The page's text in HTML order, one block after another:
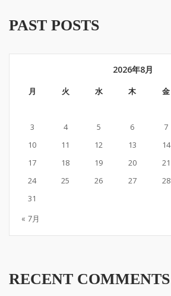
PAST POSTS
2026年8月
月 火 水 木 金
3
4 5 6 7
10
11 12 13 14
17
18 19 20 21
24
25 26 27 28
31
« 7月
RECENT COMMENTS